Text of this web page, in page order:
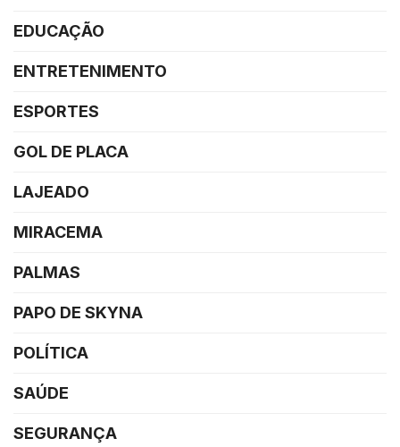
EDUCAÇÃO
ENTRETENIMENTO
ESPORTES
GOL DE PLACA
LAJEADO
MIRACEMA
PALMAS
PAPO DE SKYNA
POLÍTICA
SAÚDE
SEGURANÇA